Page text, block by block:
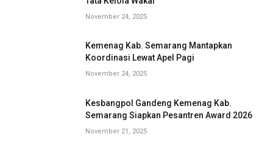
November 24, 2025
Kemenag Kab. Semarang Mantapkan
Koordinasi Lewat Apel Pagi
November 24, 2025
Kesbangpol Gandeng Kemenag Kab.
Semarang Siapkan Pesantren Award 2026
November 21, 2025